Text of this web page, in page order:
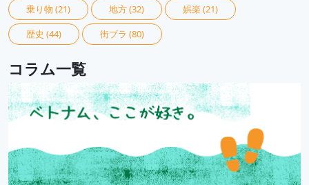
乗り物 (21) 地方(32) 娯楽 (21)
歴史 (44) 街ブラ (80)
コラム一覧